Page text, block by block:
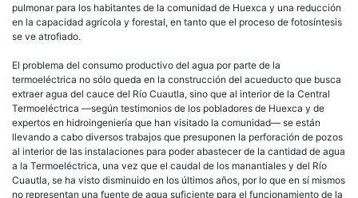
pulmonar para los habitantes de la comunidad de Huexca y una reducción
en la capacidad agrícola y forestal, en tanto que el proceso de fotosíntesis
se ve atrofiado.
El problema del consumo productivo del agua por parte de la
termoeléctrica no sólo queda en la construcción del acueducto que busca
extraer agua del cauce del Río Cuautla, sino que al interior de la Central
Termoeléctrica —según testimonios de los pobladores de Huexca y de
expertos en hidroingeniería que han visitado la comunidad— se están
llevando a cabo diversos trabajos que presuponen la perforación de pozos
al interior de las instalaciones para poder abastecer de la cantidad de agua
a la Termoeléctrica, una vez que el caudal de los manantiales y del Río
Cuautla, se ha visto disminuido en los últimos años, por lo que en sí mismos
no representan una fuente de agua suficiente para el funcionamiento de la